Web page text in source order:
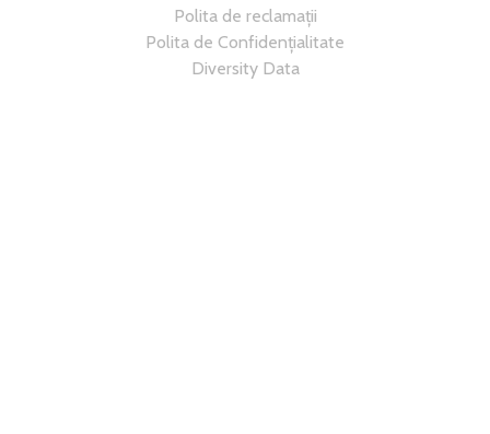
Polita de reclamații
Polita de Confidențialitate
Diversity Data